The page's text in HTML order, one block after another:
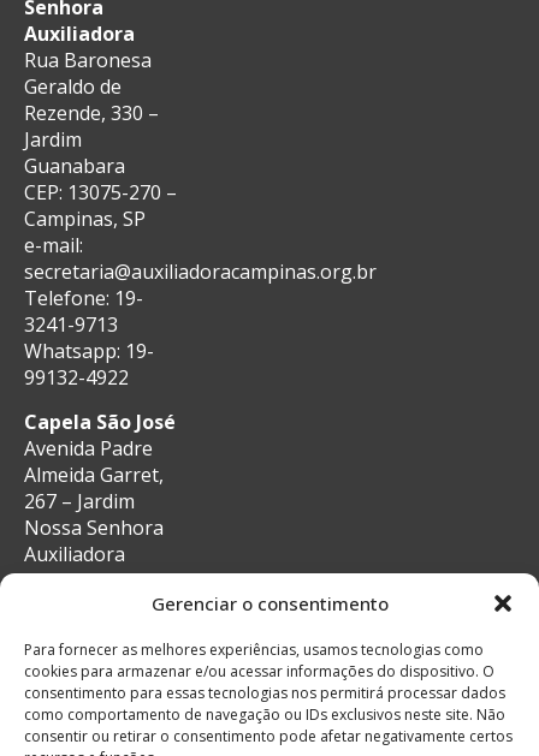
Gerenciar o consentimento
Para fornecer as melhores experiências, usamos tecnologias como
cookies para armazenar e/ou acessar informações do dispositivo. O
consentimento para essas tecnologias nos permitirá processar dados
como comportamento de navegação ou IDs exclusivos neste site. Não
consentir ou retirar o consentimento pode afetar negativamente certos
Senhora
Auxiliadora
Rua Baronesa
Geraldo de
Rezende, 330 –
Jardim
Guanabara
CEP: 13075-270 –
Campinas, SP
e-mail:
secretaria@auxiliadoracampinas.org.br
Telefone: 19-
3241-9713
Whatsapp: 19-
99132-4922
Capela São José
Avenida Padre
Almeida Garret,
267 – Jardim
Nossa Senhora
Auxiliadora
CEP: 13087-29 –
secretaria@auxiliadoracampinas.org.br
Telefone: 19-
3241-9713
Whatsapp: 19-